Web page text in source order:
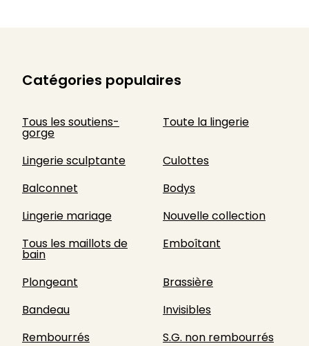
Catégories populaires
Tous les soutiens-
gorge
Toute la lingerie
Lingerie sculptante
Culottes
Balconnet
Bodys
Lingerie mariage
Nouvelle collection
Tous les maillots de
bain
Emboîtant
Plongeant
Brassière
Bandeau
Invisibles
Rembourrés
S.G. non rembourrés